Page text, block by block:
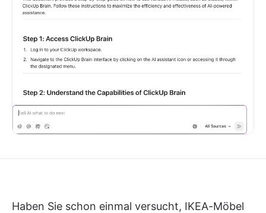
Haben Sie schon einmal versucht, IKEA-Möbel